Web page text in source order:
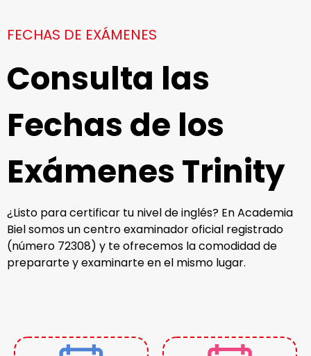
FECHAS DE EXÁMENES
Consulta las
Fechas de los
Exámenes Trinity
¿Listo para certificar tu nivel de inglés? En Academia
Biel somos un centro examinador oficial registrado
(número 72308) y te ofrecemos la comodidad de
prepararte y examinarte en el mismo lugar.